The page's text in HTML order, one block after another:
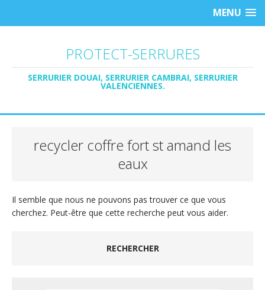
MENU
PROTECT-SERRURES
SERRURIER DOUAI, SERRURIER CAMBRAI, SERRURIER
VALENCIENNES.
recycler coffre fort st amand les
eaux
Il semble que nous ne pouvons pas trouver ce que vous
cherchez. Peut-être que cette recherche peut vous aider.
RECHERCHER